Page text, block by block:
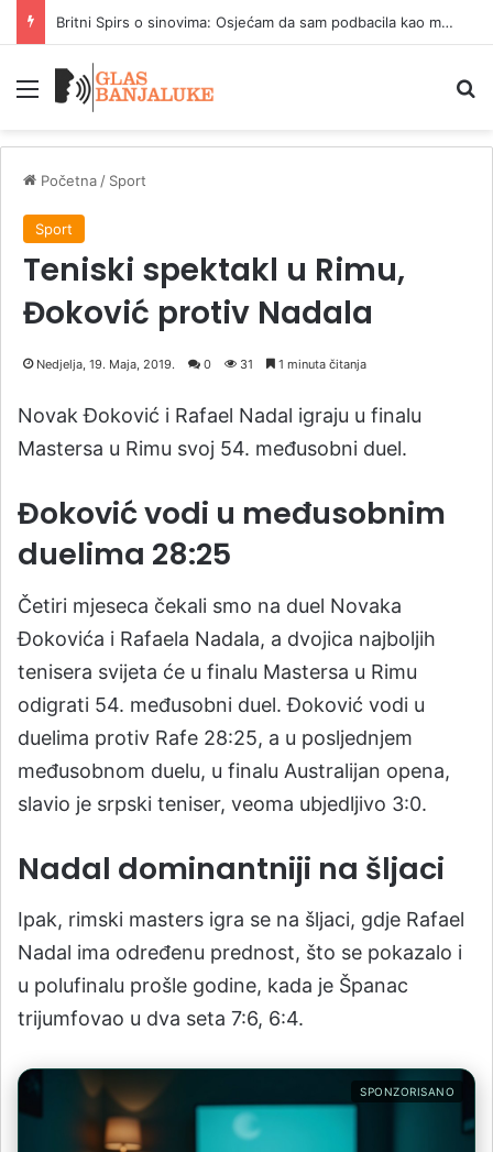
Britni Spirs o sinovima: Osjećam da sam podbacila kao majka
Meni
Početna / Sport
Sport
Teniski spektakl u Rimu,
Đoković protiv Nadala
Nedjelja, 19. Maja, 2019. 0 31 1 minuta čitanja
Novak Đoković i Rafael Nadal igraju u finalu
Mastersa u Rimu svoj 54. međusobni duel.
Đoković vodi u međusobnim
duelima 28:25
Četiri mjeseca čekali smo na duel Novaka
Đokovića i Rafaela Nadala, a dvojica najboljih
tenisera svijeta će u finalu Mastersa u Rimu
odigrati 54. međusobni duel. Đoković vodi u
duelima protiv Rafe 28:25, a u posljednjem
međusobnom duelu, u finalu Australijan opena,
slavio je srpski teniser, veoma ubjedljivo 3:0.
Nadal dominantniji na šljaci
Ipak, rimski masters igra se na šljaci, gdje Rafael
Nadal ima određenu prednost, što se pokazalo i
u polufinalu prošle godine, kada je Španac
trijumfovao u dva seta 7:6, 6:4.
SPONZORISANO